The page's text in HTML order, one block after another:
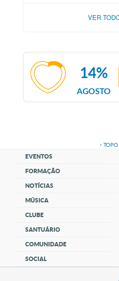
VER
AGOSTO
14%
↑ TOPO
EVENTOS
FORMAÇÃO
NOTÍCIAS
MÚSICA
CLUBE
SANTUÁRIO
COMUNIDADE
SOCIAL